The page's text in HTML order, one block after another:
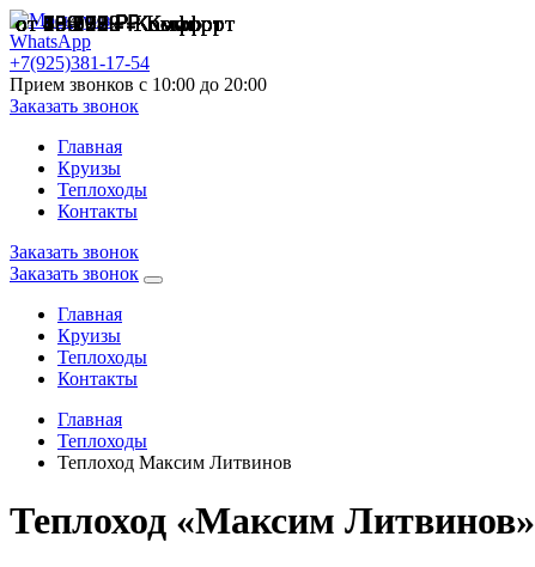
WhatsApp
+7(925)381-17-54
Прием звонков с 10:00 до 20:00
Заказать звонок
Главная
Круизы
Теплоходы
Контакты
Заказать звонок
Заказать звонок
Главная
Круизы
Теплоходы
Контакты
Главная
Теплоходы
Теплоход Максим Литвинов
Теплоход «Максим Литвинов»
от 29 792 ₽Комфорт
от 189 370 ₽Комфорт
от 130 798 ₽Комфорт
от 106 212 ₽Комфорт
от 78 066 ₽Комфорт
от 45 178 ₽Комфорт
от 53 912 ₽Комфорт
от 134 089 ₽Комфорт
от 63 598 ₽Комфорт
от 86 299 ₽Комфорт
от 70 178 ₽Комфорт
от 45 002 ₽Комфорт